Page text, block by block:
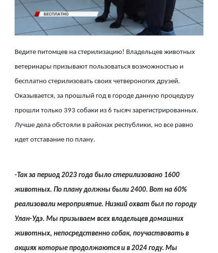
Ведите питомцев на стерилизацию! Владельцев животных
ветеринары призывают пользоваться возможностью и
бесплатно стерилизовать своих четвероногих друзей.
Оказывается, за прошлый год в городе данную процедуру
прошли только 393 собаки из 6 тысяч зарегистрированных.
Лучше дела обстояли в районах республики, но все равно
идет отставание по плану.
-Так за период 2023 года было стерилизовано 1600
животных. По плану должны были 2400. Вот на 60%
реализовали мероприятие. Низкий охват был по городу
Улан-Удэ. Мы призываем всех владельцев домашних
животных, непосредственно собак, поучаствовать в
акциях которые продолжаются и в 2024 году. Мы